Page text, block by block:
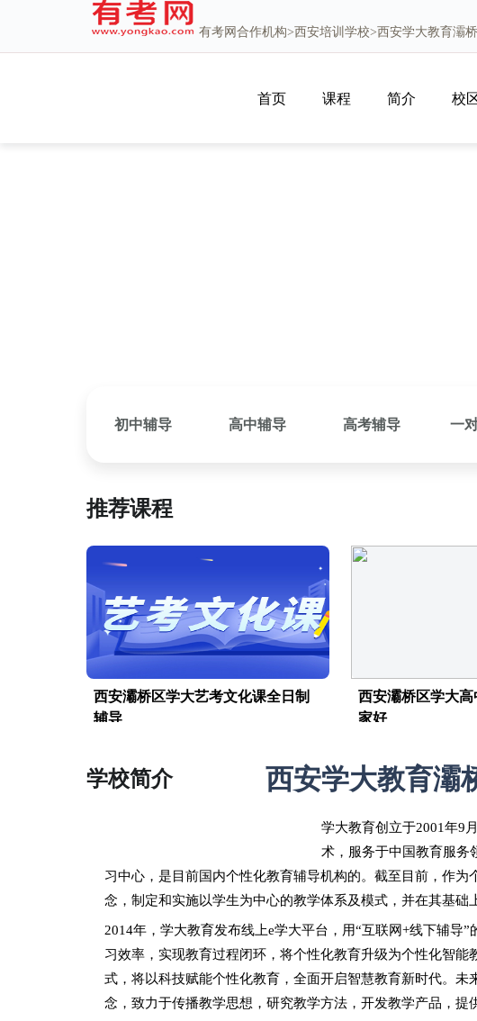
有考网 合作机构>西安培训学校>西安学大教育灞
首页 课程 简介 校
初中辅导 高中辅导 高考辅导 一
推荐课程
西安灞桥区学大艺考文化课全日制
辅导
西安灞桥区学大
家好
学校简介 西安学大教育灞
学大教育创立于2001年9
术，服务于中国教育服务
习中心，是目前国内个性化教育辅导机构的。截至目前，作
念，制定和实施以学生为中心的教学体系及模式，并在其基础
2014年，学大教育发布线上e学大平台，用“互联网+线下辅导”
习效率，实现教育过程闭环，将个性化教育升级为个性化智能
式，将以科技赋能个性化教育，全面开启智慧教育新时代。
念，致力于传播教学思想，研究教学方法，开发教学产品，提